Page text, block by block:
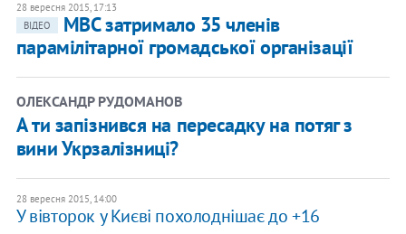
28 вересня 2015, 17:13
ВІДЕО
МВС затримало 35 членів
парамілітарної громадської організації
ОЛЕКСАНДР РУДОМАНОВ
А ти запізнився на пересадку на потяг з
вини Укрзалізниці?
28 вересня 2015, 14:00
У вівторок у Києві похолоднішає до +16